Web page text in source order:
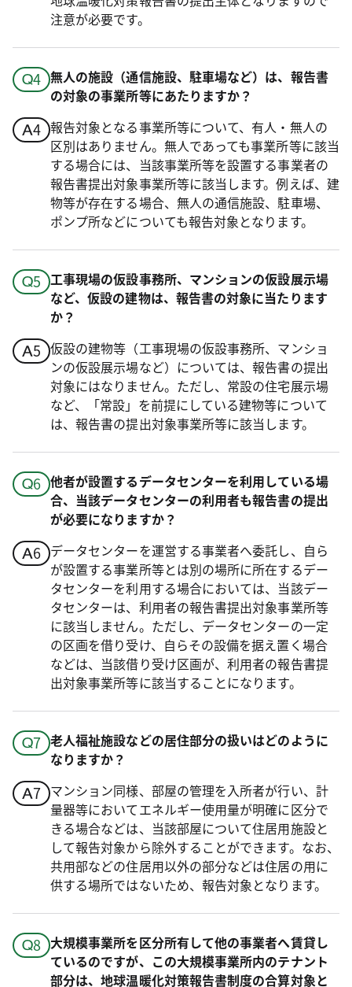
注意が必要です。
無人の施設（通信施設、駐車場など）は、報告書
の対象の事業所等にあたりますか？
報告対象となる事業所等について、有人・無人の
区別はありません。無人であっても事業所等に該当
する場合には、当該事業所等を設置する事業者の
報告書提出対象事業所等に該当します。例えば、建
物等が存在する場合、無人の通信施設、駐車場、
ポンプ所などについても報告対象となります。
工事現場の仮設事務所、マンションの仮設展示場
など、仮設の建物は、報告書の対象に当たります
か？
仮設の建物等（工事現場の仮設事務所、マンショ
ンの仮設展示場など）については、報告書の提出
対象にはなりません。ただし、常設の住宅展示場
など、「常設」を前提にしている建物等について
は、報告書の提出対象事業所等に該当します。
他者が設置するデータセンターを利用している場
合、当該データセンターの利用者も報告書の提出
が必要になりますか？
データセンターを運営する事業者へ委託し、自ら
が設置する事業所等とは別の場所に所在するデー
タセンターを利用する場合においては、当該デー
タセンターは、利用者の報告書提出対象事業所等
に該当しません。ただし、データセンターの一定
の区画を借り受け、自らその設備を据え置く場合
などは、当該借り受け区画が、利用者の報告書提
出対象事業所等に該当することになります。
老人福祉施設などの居住部分の扱いはどのように
なりますか？
マンション同様、部屋の管理を入所者が行い、計
量器等においてエネルギー使用量が明確に区分で
きる場合などは、当該部屋について住居用施設と
して報告対象から除外することができます。なお、
共用部などの住居用以外の部分などは住居の用に
供する場所ではないため、報告対象となります。
大規模事業所を区分所有して他の事業者へ賃貸し
ているのですが、この大規模事業所内のテナント
部分は、地球温暖化対策報告書制度の合算対象と